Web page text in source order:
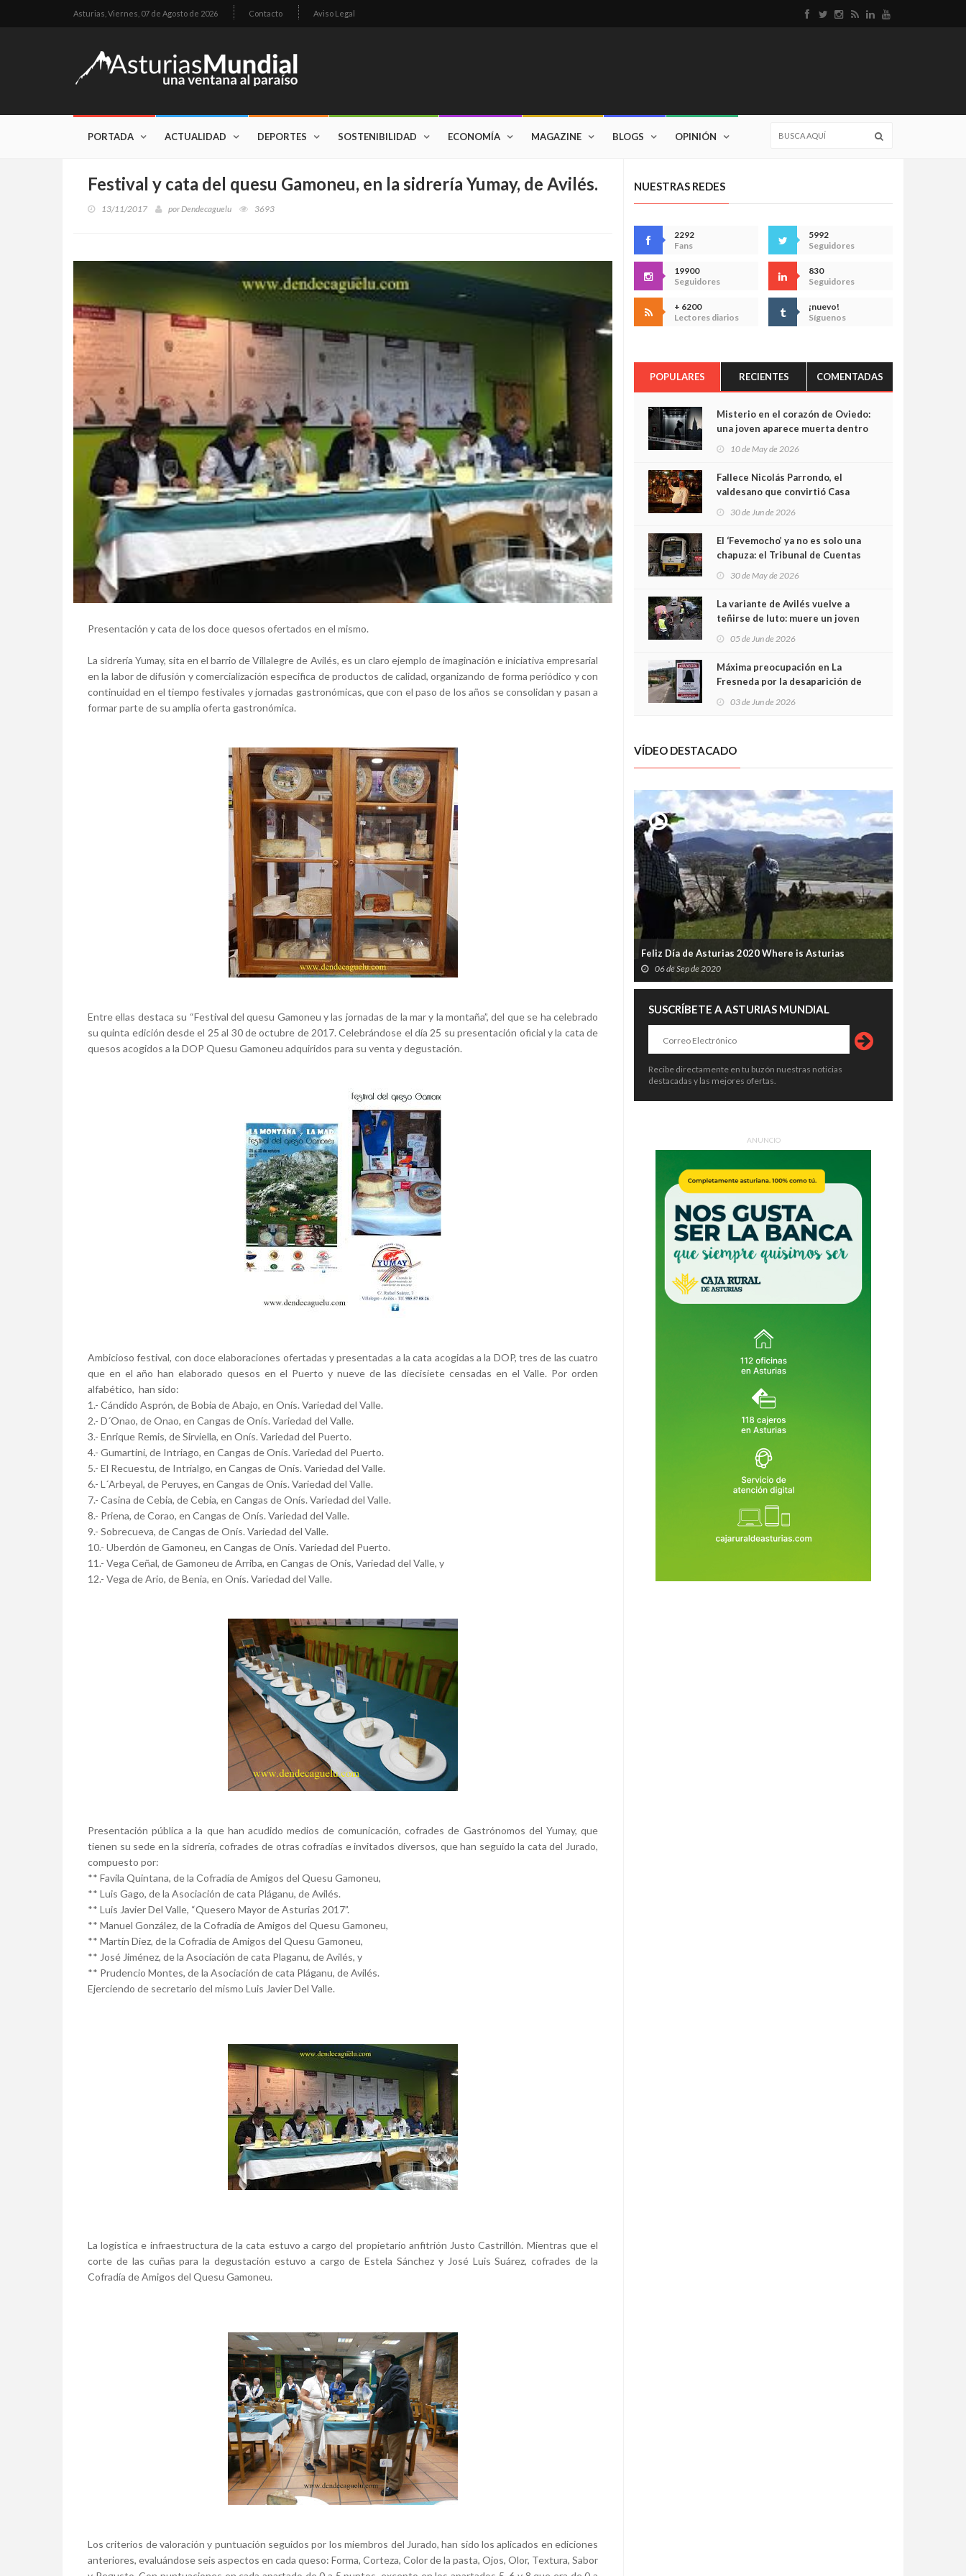
Asturias, Viernes, 07 de Agosto de 2026 Contacto Aviso Legal
PORTADA ACTUALIDAD DEPORTES SOSTENIBILIDAD ECONOMÍA MAGAZINE BLOGS OPINIÓN
Festival y cata del quesu Gamoneu, en la sidrería Yumay, de Avilés.
13/11/2017 porDendecaguelu 3693
Presentación y cata de los doce quesos ofertados en el mismo.
La sidrería Yumay, sita en el barrio de Villalegre de Avilés, es un claro ejemplo de imaginación e iniciativa empresarial
en la labor de difusión y comercialización especifica de productos de calidad, organizando de forma periódico y con
continuidad en el tiempo festivales y jornadas gastronómicas, que con el paso de los años se consolidan y pasan a
formar parte de su amplia oferta gastronómica.
Entre ellas destaca su “Festival del quesu Gamoneu y las jornadas de la mar y la montaña”, del que se ha celebrado
su quinta edición desde el 25 al 30 de octubre de 2017. Celebrándose el día 25 su presentación oficial y la cata de
quesos acogidos a la DOP Quesu Gamoneu adquiridos para su venta y degustación.
Ambicioso festival, con doce elaboraciones ofertadas y presentadas a la cata acogidas a la DOP, tres de las cuatro
que en el año han elaborado quesos en el Puerto y nueve de las diecisiete censadas en el Valle. Por orden
alfabético, han sido:
1.- Cándido Asprón, de Bobia de Abajo, en Onís. Variedad del Valle.
2.- D´Onao, de Onao, en Cangas de Onís. Variedad del Valle.
3.- Enrique Remis, de Sirviella, en Onís. Variedad del Puerto.
4.- Gumartini, de Intriago, en Cangas de Onís. Variedad del Puerto.
5.- El Recuestu, de Intrialgo, en Cangas de Onís. Variedad del Valle.
6.- L´Arbeyal, de Peruyes, en Cangas de Onís. Variedad del Valle.
7.- Casina de Cebia, de Cebia, en Cangas de Onís. Variedad del Valle.
8.- Priena, de Corao, en Cangas de Onís. Variedad del Valle.
9.- Sobrecueva, de Cangas de Onís. Variedad del Valle.
10.- Uberdón de Gamoneu, en Cangas de Onís. Variedad del Puerto.
11.- Vega Ceñal, de Gamoneu de Arriba, en Cangas de Onís, Variedad del Valle, y
12.- Vega de Ario, de Benia, en Onís. Variedad del Valle.
Presentación pública a la que han acudido medios de comunicación, cofrades de Gastrónomos del Yumay, que
tienen su sede en la sidrería, cofrades de otras cofradías e invitados diversos, que han seguido la cata del Jurado,
compuesto por:
** Favila Quintana, de la Cofradía de Amigos del Quesu Gamoneu,
** Luis Gago, de la Asociación de cata Pláganu, de Avilés.
** Luis Javier Del Valle, “Quesero Mayor de Asturias 2017”.
** Manuel González, de la Cofradía de Amigos del Quesu Gamoneu,
** Martín Diez, de la Cofradía de Amigos del Quesu Gamoneu,
** José Jiménez, de la Asociación de cata Plaganu, de Avilés, y
** Prudencio Montes, de la Asociación de cata Pláganu, de Avilés.
Ejerciendo de secretario del mismo Luis Javier Del Valle.
La logística e infraestructura de la cata estuvo a cargo del propietario anfitrión Justo Castrillón. Mientras que el
corte de las cuñas para la degustación estuvo a cargo de Estela Sánchez y José Luis Suárez, cofrades de la
Cofradía de Amigos del Quesu Gamoneu.
Los criterios de valoración y puntuación seguidos por los miembros del Jurado, han sido los aplicados en ediciones
anteriores, evaluándose seis aspectos en cada queso: Forma, Corteza, Color de la pasta, Ojos, Olor, Textura, Sabor
NUESTRAS REDES
2292
Fans
5992
Seguidores
19900
Seguidores
830
Seguidores
+ 6200
Lectores diarios
¡nuevo!
Síguenos
POPULARES RECIENTES COMENTADAS
Misterio en el corazón de Oviedo:
una joven aparece muerta dentro
cámaras captan sus últimos
minutos
10 de May de 2026
Fallece Nicolás Parrondo, el
valdesano que convirtió Casa
30 de Jun de 2026
El ‘Fevemocho’ ya no es solo una
chapuza: el Tribunal de Cuentas
sobrecoste de los trenes que no
cabían por los túneles
30 de May de 2026
La variante de Avilés vuelve a
teñirse de luto: muere un joven
05 de Jun de 2026
Máxima preocupación en La
Fresneda por la desaparición de
03 de Jun de 2026
VÍDEO DESTACADO
Feliz Día de Asturias 2020 Where is Asturias
06 de Sep de 2020
SUSCRÍBETE A ASTURIAS MUNDIAL
Recibe directamente en tu buzón nuestras noticias
destacadas y las mejores ofertas.
ANUNCIO